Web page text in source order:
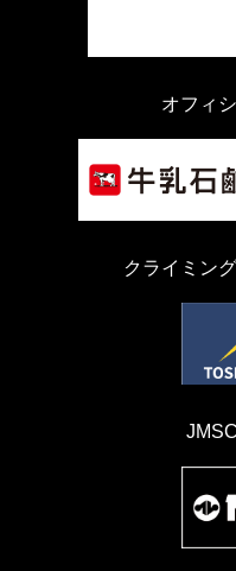
オフィ
クライミン